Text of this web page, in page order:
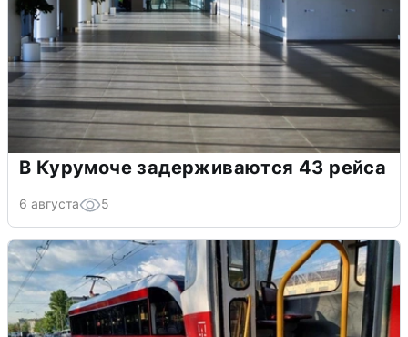
В Курумоче задерживаются 43 рейса
6 августа 5